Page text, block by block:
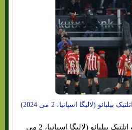
(لالیگا اسپانیا، 2 می 2024)
شرط بندی بازی ختافه و اتلتیک بیلبائو (لالیگا اسپانیا، 2 می